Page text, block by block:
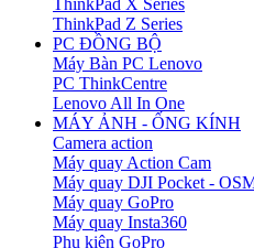
ThinkPad X Series
ThinkPad Z Series
PC ĐỒNG BỘ
Máy Bàn PC Lenovo
PC ThinkCentre
Lenovo All In One
MÁY ẢNH - ỐNG KÍNH
Camera action
Máy quay Action Cam
Máy quay DJI Pocket -
Máy quay GoPro
Máy quay Insta360
Phụ kiện GoPro